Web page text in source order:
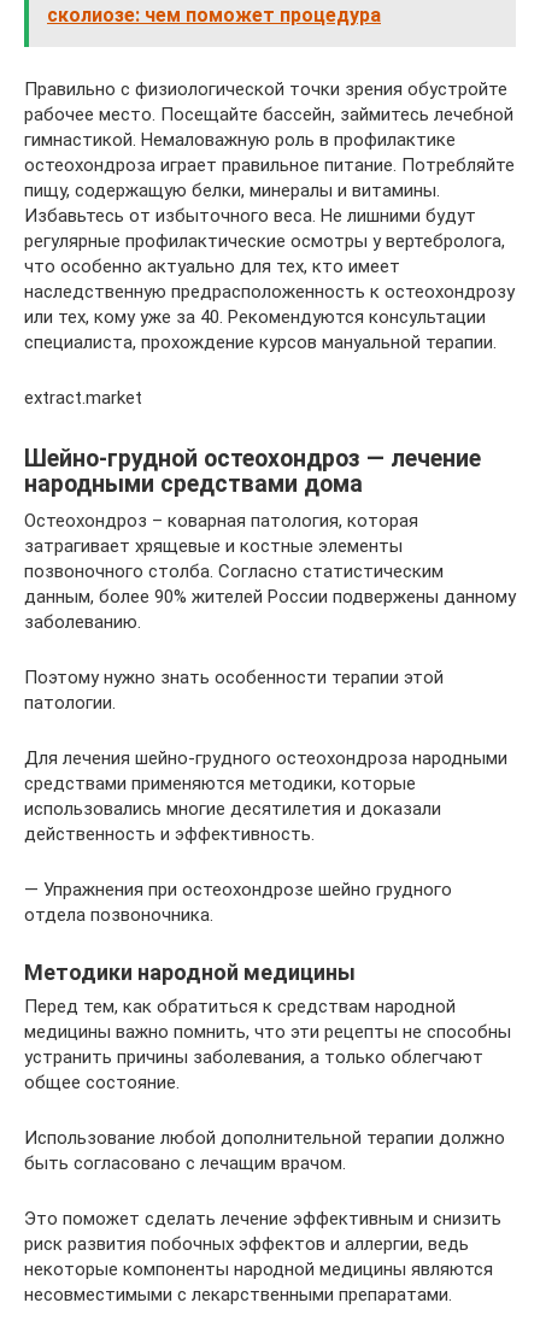
сколиозе: чем поможет процедура
Правильно с физиологической точки зрения обустройте
рабочее место. Посещайте бассейн, займитесь лечебной
гимнастикой. Немаловажную роль в профилактике
остеохондроза играет правильное питание. Потребляйте
пищу, содержащую белки, минералы и витамины.
Избавьтесь от избыточного веса. Не лишними будут
регулярные профилактические осмотры у вертебролога,
что особенно актуально для тех, кто имеет
наследственную предрасположенность к остеохондрозу
или тех, кому уже за 40. Рекомендуются консультации
специалиста, прохождение курсов мануальной терапии.
extract.market
Шейно-грудной остеохондроз — лечение
народными средствами дома
Остеохондроз – коварная патология, которая
затрагивает хрящевые и костные элементы
позвоночного столба. Согласно статистическим
данным, более 90% жителей России подвержены данному
заболеванию.
Поэтому нужно знать особенности терапии этой
патологии.
Для лечения шейно-грудного остеохондроза народными
средствами применяются методики, которые
использовались многие десятилетия и доказали
действенность и эффективность.
— Упражнения при остеохондрозе шейно грудного
отдела позвоночника.
Методики народной медицины
Перед тем, как обратиться к средствам народной
медицины важно помнить, что эти рецепты не способны
устранить причины заболевания, а только облегчают
общее состояние.
Использование любой дополнительной терапии должно
быть согласовано с лечащим врачом.
Это поможет сделать лечение эффективным и снизить
риск развития побочных эффектов и аллергии, ведь
некоторые компоненты народной медицины являются
несовместимыми с лекарственными препаратами.